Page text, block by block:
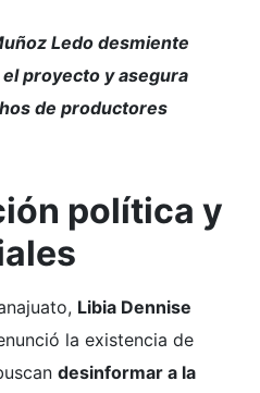
Ledo desmiente
proyecto y asegura
de productores
política y
Libia Dennise
la existencia de
desinformar a la